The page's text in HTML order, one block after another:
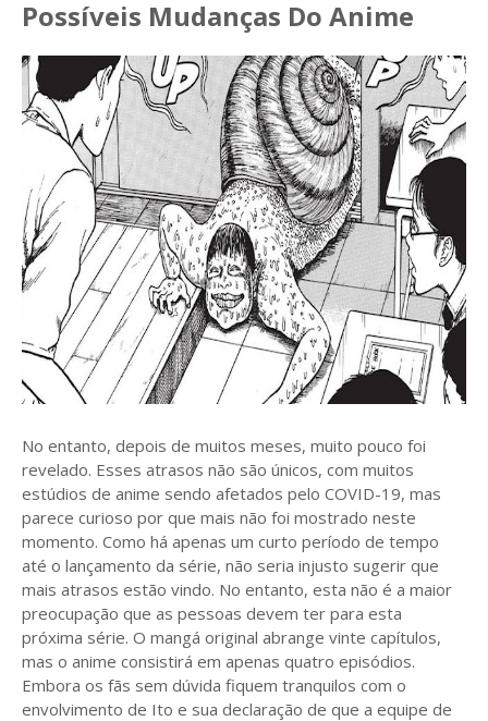
Possíveis Mudanças Do Anime
No entanto, depois de muitos meses, muito pouco foi
revelado. Esses atrasos não são únicos, com muitos
estúdios de anime sendo afetados pelo COVID-19, mas
parece curioso por que mais não foi mostrado neste
momento. Como há apenas um curto período de tempo
até o lançamento da série, não seria injusto sugerir que
mais atrasos estão vindo. No entanto, esta não é a maior
preocupação que as pessoas devem ter para esta
próxima série. O mangá original abrange vinte capítulos,
mas o anime consistirá em apenas quatro episódios.
Embora os fãs sem dúvida fiquem tranquilos com o
envolvimento de Ito e sua declaração de que a equipe de